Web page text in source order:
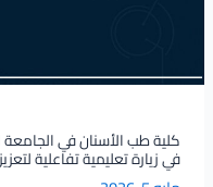
كلية طب الأسنان في الجامعة
في زيارة تعليمية تفاعلية
“البيان”
زيارة
تعليمية